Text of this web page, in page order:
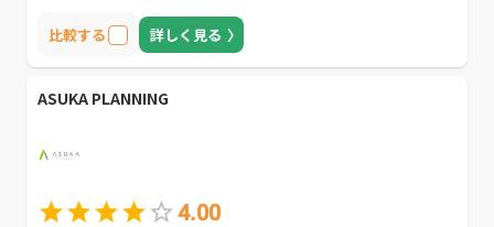
比較する 詳しく見る
ASUKA PLANNING
4.00